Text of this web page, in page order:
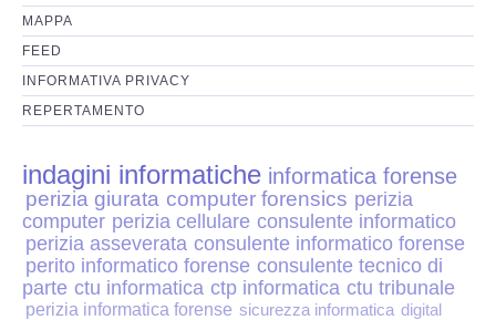
Perizia Stalking
Perizia Cyber Bullismo
Incarichi CTU e CTP
Perizia Centralini PBX e VOIP
Perizia Estimo
Perizia Documento informatico
MAPPA
FEED
INFORMATIVA PRIVACY
REPERTAMENTO
indagini informatiche informatica forense
perizia giurata computer forensics perizia
computer perizia cellulare consulente informatico
perizia asseverata consulente informatico forense
perito informatico forense consulente tecnico di
parte ctu informatica ctp informatica ctu tribunale
perizia informatica forense sicurezza informatica digital